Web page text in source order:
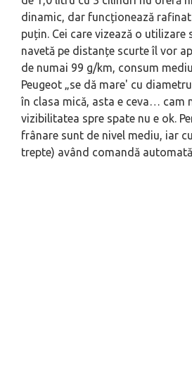
dinamic, dar funcționează
puțin. Cei care vizează o utilizare
navetă pe distanțe scurte îl vor
de numai 99 g/km, consum
Peugeot „se dă mare' cu
în clasa mică, asta e ceva… cam
vizibilitatea spre spate nu e ok.
frânare sunt de nivel mediu, iar
trepte) având comandă